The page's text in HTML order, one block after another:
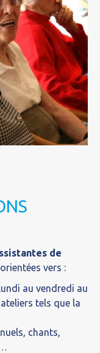
de
vers :
au vendredi au
tels que la
chants,